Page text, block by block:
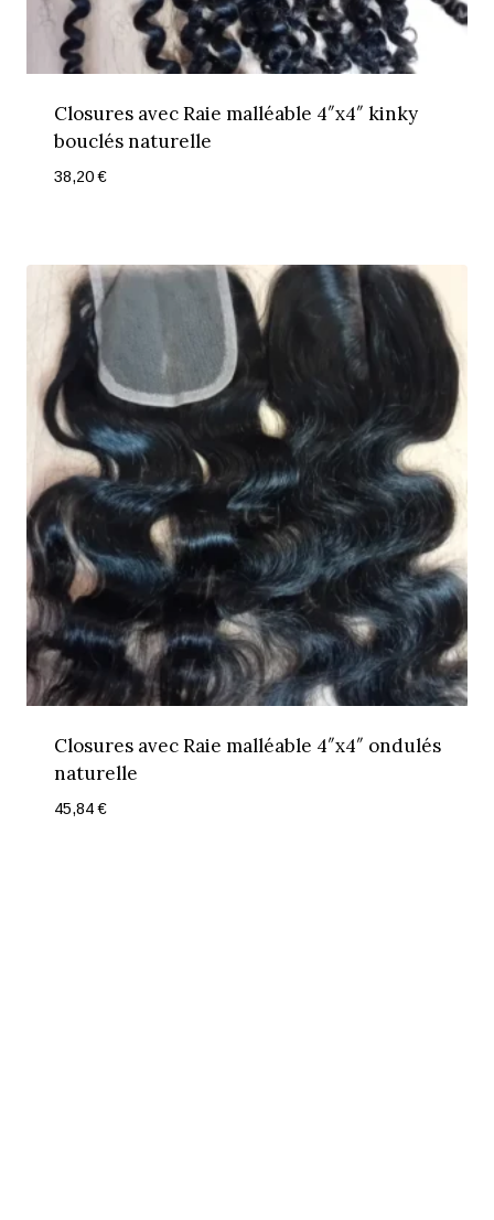
Closures avec Raie malléable 4″x4″ kinky
bouclés naturelle
38,20€
Closures avec Raie malléable 4″x4″ ondulés
naturelle
45,84€